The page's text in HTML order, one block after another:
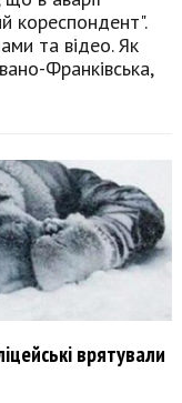
кореспондент".
та відео. Як
Франківська,
врятували